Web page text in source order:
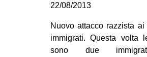
22/08/2013
Nuovo attacco razzista
immigrati. Questa volta
sono due